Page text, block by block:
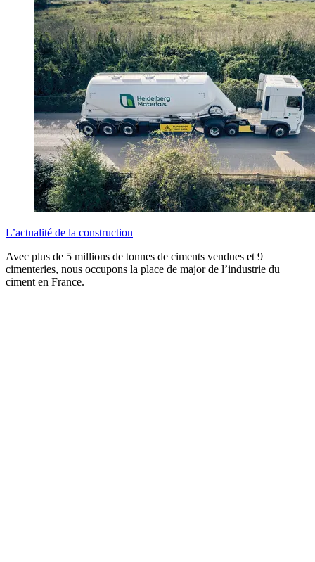
L’actualité de la construction
Avec plus de 5 millions de tonnes de ciments vendues et 9
cimenteries, nous occupons la place de major de l’industrie du
ciment en France.